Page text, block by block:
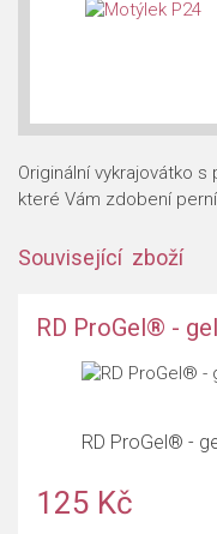
Originální vykrajovátko
které Vám zdobení
Související zboží
RD ProGel® -
RD ProGel® -
125 Kč